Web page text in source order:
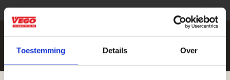
Toestemming Details Over
Zakelijke klant worden